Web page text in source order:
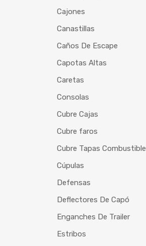
Cajones
Canastillas
Caños De Escape
Capotas Altas
Caretas
Consolas
Cubre Cajas
Cubre faros
Cubre Tapas Combustible
Cúpulas
Defensas
Deflectores De Capó
Enganches De Trailer
Estribos